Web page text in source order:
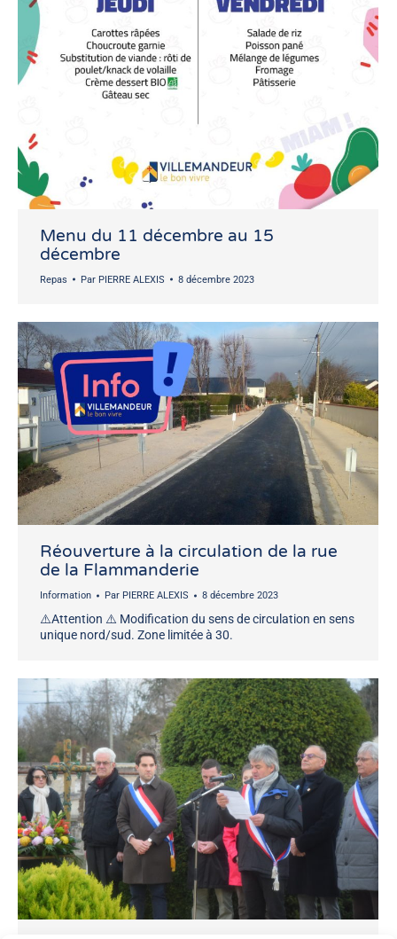
Menu du 11 décembre au 15
décembre
Repas Par PIERRE ALEXIS 8 décembre 2023
Réouverture à la circulation de la rue
de la Flammanderie
Information Par PIERRE ALEXIS 8 décembre 2023
⚠️Attention ⚠️ Modification du sens de circulation en sens
unique nord/sud. Zone limitée à 30.